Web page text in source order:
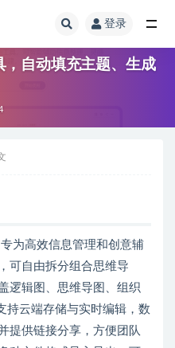
登录
，自动填充主题、生成
为高效信息管理和创意辅
可自由拆分组合思维导
逻辑图、思维导图、组织
持云端存储与实时编辑，数
提供链接分享，方便团队